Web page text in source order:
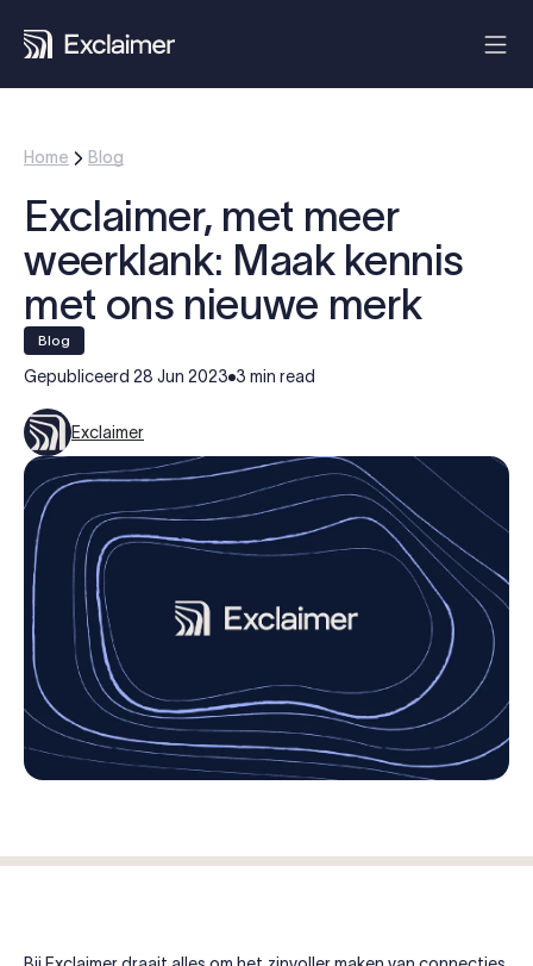
Home Blog
Exclaimer, met meer
weerklank: Maak kennis
met ons nieuwe merk
blog
Gepubliceerd 28 Jun 2023 3 min read
Exclaimer